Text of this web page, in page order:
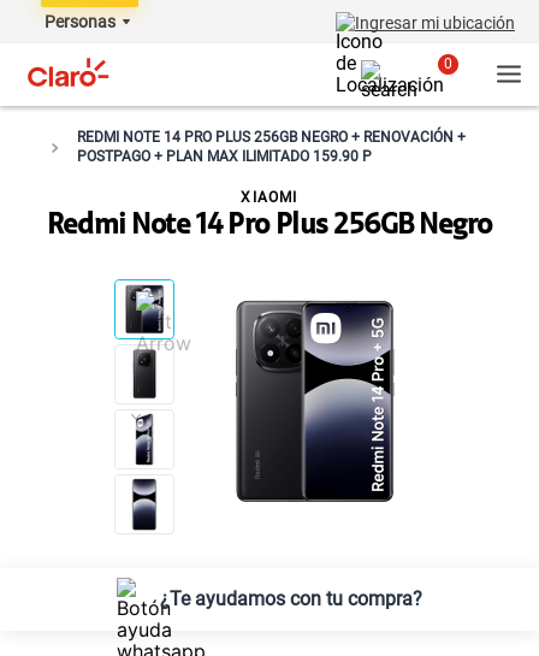
Personas Ingresar mi ubicación
0
REDMI NOTE 14 PRO PLUS 256GB NEGRO + RENOVACIÓN +
POSTPAGO + PLAN MAX ILIMITADO 159.90 P
Redmi Note 14 Pro Plus 256GB Negro
XIAOMI
¿Te ayudamos con tu compra?